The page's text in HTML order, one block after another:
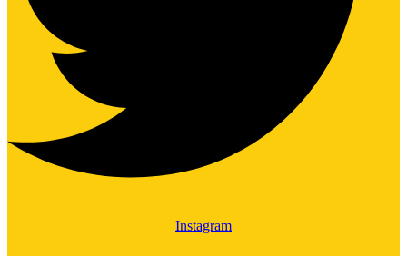
Instagram